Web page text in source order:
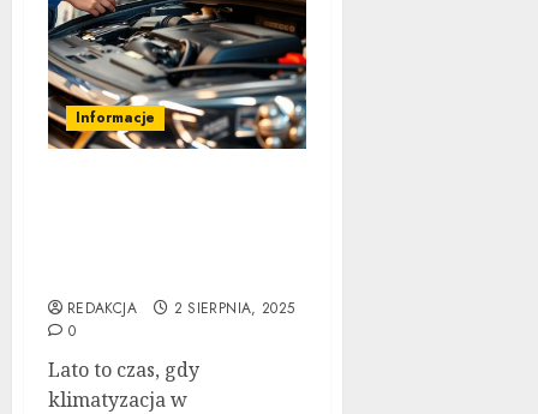
Informacje
REDAKCJA
2 SIERPNIA, 2025
0
Lato to czas, gdy
klimatyzacja w